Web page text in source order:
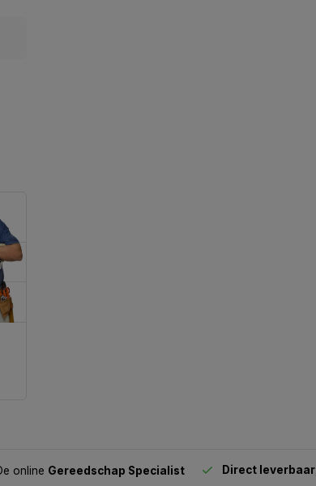
online Gereedschap Specialist Direct leverbaar